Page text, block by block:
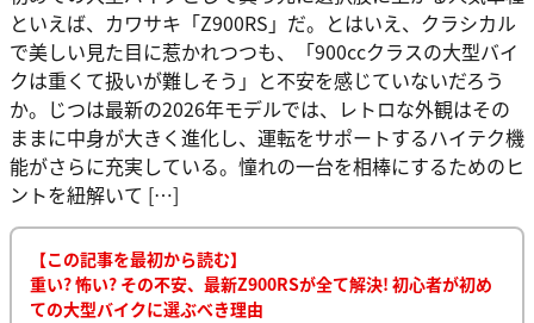
といえば、カワサキ「Z900RS」だ。とはいえ、クラシカル
で美しい見た目に惹かれつつも、「900ccクラスの大型バイ
クは重くて扱いが難しそう」と不安を感じていないだろう
か。じつは最新の2026年モデルでは、レトロな外観はその
ままに中身が大きく進化し、運転をサポートするハイテク機
能がさらに充実している。憧れの一台を相棒にするためのヒ
ントを紐解いて […]
【この記事を最初から読む】
重い? 怖い? その不安、最新Z900RSが全て解決! 初心者が初め
ての大型バイクに選ぶべき理由